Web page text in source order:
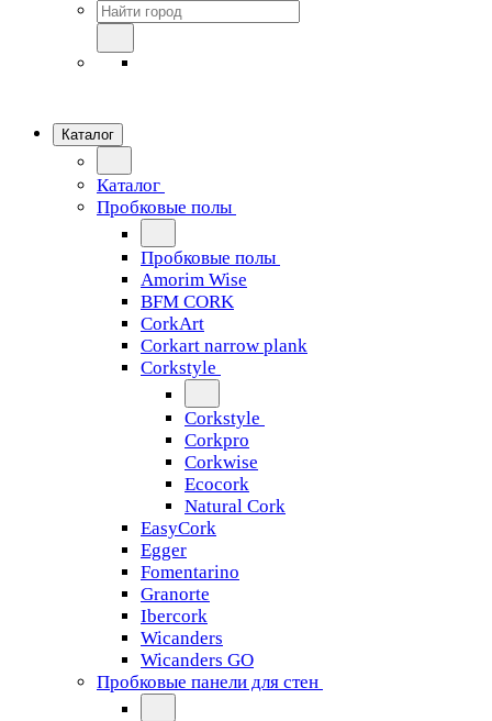
Каталог
Каталог
Пробковые полы
Пробковые полы
Amorim Wise
BFM CORK
CorkArt
Corkart narrow plank
Corkstyle
Corkstyle
Corkpro
Corkwise
Ecocork
Natural Cork
EasyCork
Egger
Fomentarino
Granorte
Ibercork
Wicanders
Wicanders GO
Пробковые панели для стен